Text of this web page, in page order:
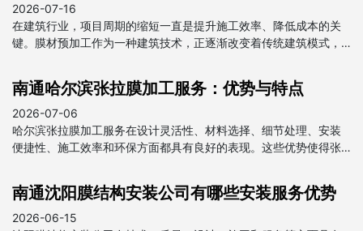
2026-07-16
在建筑行业，项目周期的缩短一直是提升施工效率、降低成本的关
键。膜材预加工作为一种建筑技术，正逐渐改变着传统建筑模式，
南通哈尔滨张拉膜加工服务：优势与特点
2026-07-06
哈尔滨张拉膜加工服务在设计灵活性、材料选择、细节处理、安装
便捷性、施工效率和环保方面都具有良好的表现。这些优势使得张
一部分。
南通沈阳膜结构安装公司有哪些安装服务优势
2026-06-15